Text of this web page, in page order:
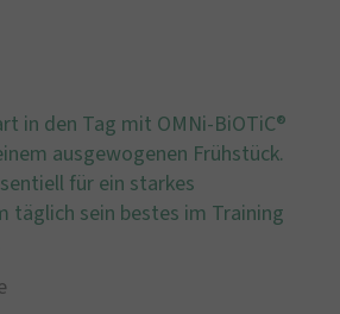
in den Tag mit OMNi-BiOTiC®
ausgewogenen Frühstück.
für ein starkes
täglich sein bestes im Training